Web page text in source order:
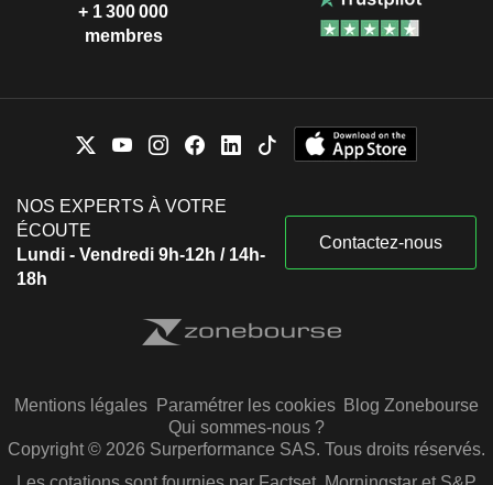
+ 1 300 000
membres
NOS EXPERTS À VOTRE
ÉCOUTE
Lundi - Vendredi 9h-12h / 14h-
18h
Contactez-nous
Mentions légales Paramétrer les cookies Blog Zonebourse
Qui sommes-nous ?
Copyright © 2026 Surperformance SAS. Tous droits réservés.